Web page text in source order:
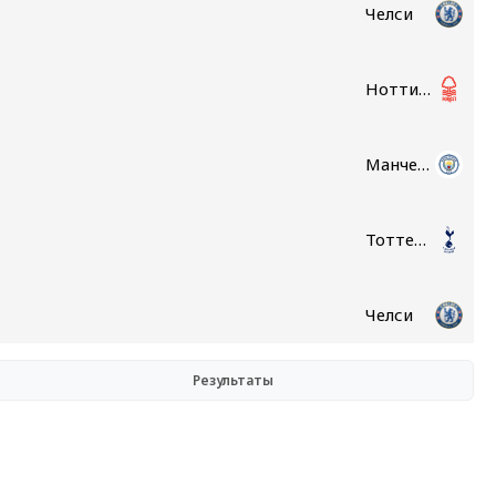
Челси
Ноттингем Форест
Манчестер Сити
Тоттенхэм
Челси
Результаты